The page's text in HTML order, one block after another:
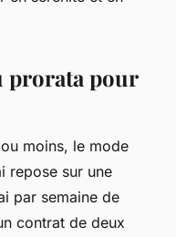
prorata pour
moins, le mode
repose sur une
par semaine de
contrat de deux